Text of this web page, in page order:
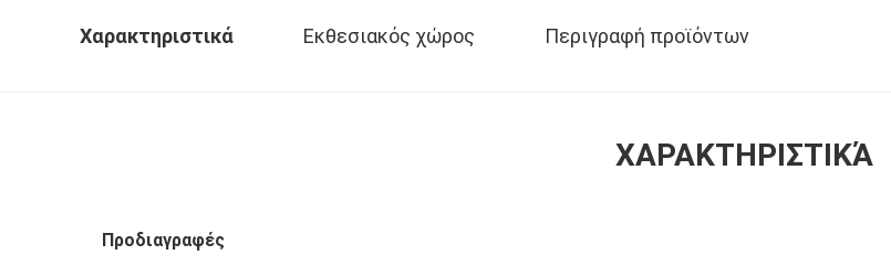
Χαρακτηριστικά Εκθεσιακός χώρος Περιγραφή προϊόντων
ΧΑΡΑΚΤΗΡΙΣΤΙΚΆ
Προδιαγραφές